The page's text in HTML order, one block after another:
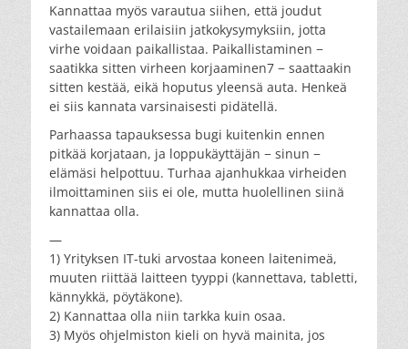
Kannattaa myös varautua siihen, että joudut
vastailemaan erilaisiin jatkokysymyksiin, jotta
virhe voidaan paikallistaa. Paikallistaminen −
saatikka sitten virheen korjaaminen7 − saattaakin
sitten kestää, eikä hoputus yleensä auta. Henkeä
ei siis kannata varsinaisesti pidätellä.
Parhaassa tapauksessa bugi kuitenkin ennen
pitkää korjataan, ja loppukäyttäjän − sinun −
elämäsi helpottuu. Turhaa ajanhukkaa virheiden
ilmoittaminen siis ei ole, mutta huolellinen siinä
kannattaa olla.
—
1) Yrityksen IT-tuki arvostaa koneen laitenimeä,
muuten riittää laitteen tyyppi (kannettava, tabletti,
kännykkä, pöytäkone).
2) Kannattaa olla niin tarkka kuin osaa.
3) Myös ohjelmiston kieli on hyvä mainita, jos